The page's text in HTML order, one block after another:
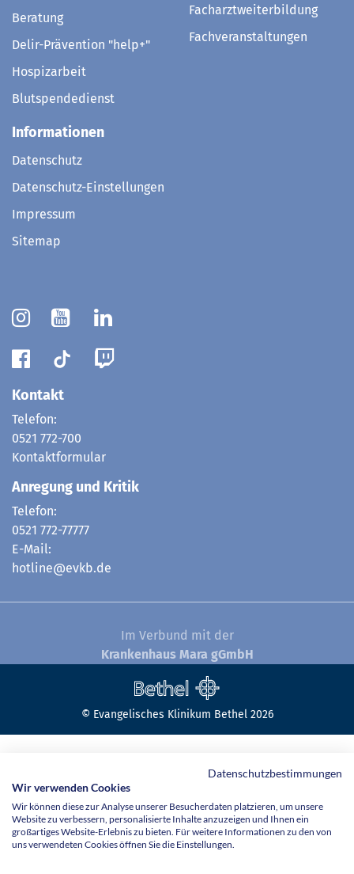
Beratung
Delir-Prävention "help+"
Hospizarbeit
Blutspendedienst
Facharztweiterbildung
Fachveranstaltungen
Informationen
Datenschutz
Datenschutz-Einstellungen
Impressum
Sitemap
Kontakt
Telefon:
0521 772-700
Kontaktformular
Anregung und Kritik
Telefon:
0521 772-77777
E-Mail:
hotline@evkb.de
Im Verbund mit der
Krankenhaus Mara gGmbH
© Evangelisches Klinikum Bethel 2026
Datenschutzbestimmungen
Wir verwenden Cookies
Wir können diese zur Analyse unserer Besucherdaten platzieren, um unsere
Website zu verbessern, personalisierte Inhalte anzuzeigen und Ihnen ein
großartiges Website-Erlebnis zu bieten. Für weitere Informationen zu den von
uns verwendeten Cookies öffnen Sie die Einstellungen.